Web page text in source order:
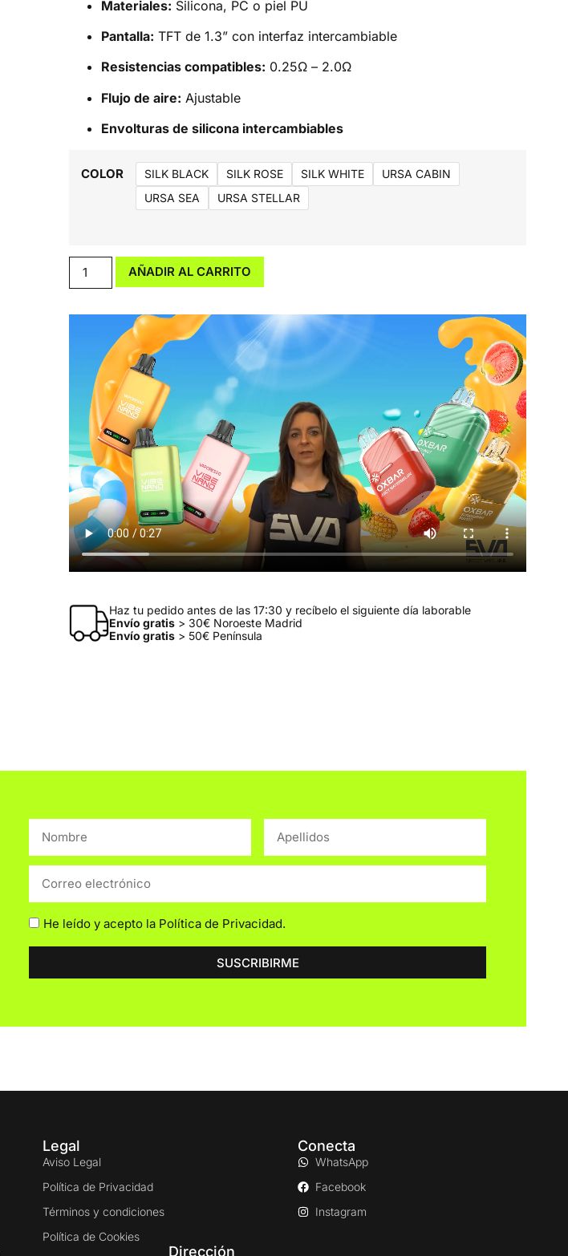
Materiales: Silicona, PC o piel PU
Pantalla: TFT de 1.3” con interfaz intercambiable
Resistencias compatibles: 0.25Ω – 2.0Ω
Flujo de aire: Ajustable
Envolturas de silicona intercambiables
COLOR SILK BLACK SILK ROSE SILK WHITE
URSA CABIN
URSA SEA
URSA STELLAR
AÑADIR AL CARRITO
Haz tu pedido antes de las 17:30 y recíbelo el siguiente día laborable
Envío gratis> 30€ Noroeste Madrid
Envío gratis> 50€ Península
He leído y acepto la Política de Privacidad.
SUSCRIBIRME
Legal
Aviso Legal
Política de Privacidad
Términos y condiciones
Política de Cookies
Conecta
WhatsApp
Facebook
Instagram
Dirección